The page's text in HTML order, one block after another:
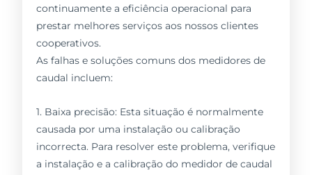
continuamente a eficiência operacional para
prestar melhores serviços aos nossos clientes
cooperativos.
As falhas e soluções comuns dos medidores de
caudal incluem:
1. Baixa precisão: Esta situação é normalmente
causada por uma instalação ou calibração
incorrecta. Para resolver este problema, verifique
a instalação e a calibração do medidor de caudal